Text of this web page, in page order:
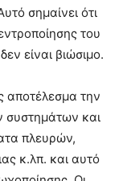
σημαίνει ότι
του
είναι βιώσιμο.
αποτέλεσμα την
συστημάτων και
πλευρών,
κ.λπ. και αυτό